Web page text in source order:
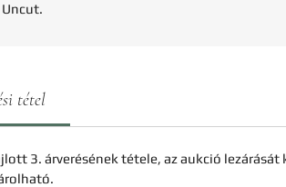
tétel
3. árverésének tétele, az aukció lezárását